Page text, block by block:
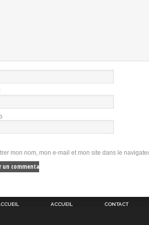
mon nom, mon e-mail et mon site dans le
ACCUEIL CONTACT